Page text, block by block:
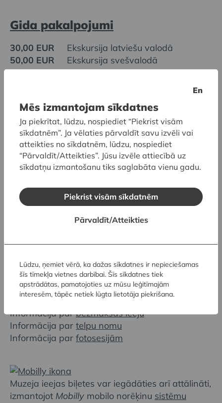
Gida pakalpojumi
30,00 EUR
Ekskursija latviešu valodā
50,00 EUR Ekskursija svešvalodā
Gida pakalpojumus lūdzam pieteikt vismaz 1–2
T: (+371) 25 732 122
E:ekskursijas.birza@lnmm.gov.lv
* uzrādot attiecīgo statusu apliecinošu
dokumentu, ieejas biļetes cena
piemērojama izglītojamiem, studentiem,
grupu, personām, kurām piešķirts trūcīgas vai
maznodrošinātas personas statuss un Latvijas
Goda ģimenes apliecības īpašniekiem.
Noderīga informācija
Informācija parbezmaksas ieeju
Informācija par telpu nomu
Informācija par fotosesijām
Muzeja ieejas biļetes var iegādāties arī attālināti,
izmantojot Mobilly mobilo norēķinu sistēmu
En
Mēs izmantojam sīkdatnes
Ja piekrītat, lūdzu, nospiediet “Piekrist visām
sīkdatnēm”. Ja vēlaties pārvaldīt savu izvēli vai
atteikties no sīkdatnēm, lūdzu, nospiediet
“Pārvaldīt/Atteikties”. Jūsu izvēle attiecībā uz
sīkdatņu izmantošanu tiks saglabāta vienu gadu.
Piekrist visām sīkdatnēm
Pārvaldīt/Atteikties
Lūdzu, ņemiet vērā, ka dažas sīkdatnes ir nepieciešamas
šīs tīmekļa vietnes darbībai. Šīs sīkdatnes tiek
apstrādātas, pamatojoties uz mūsu leģitīmajām
interesēm, tāpēc netiek lūgta lietotāja piekrišana.